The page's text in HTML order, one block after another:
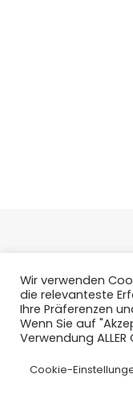
Wir verwenden
die relevanteste
Ihre Präferenzen
Wenn Sie auf
Verwendung ALLER
Cookie-